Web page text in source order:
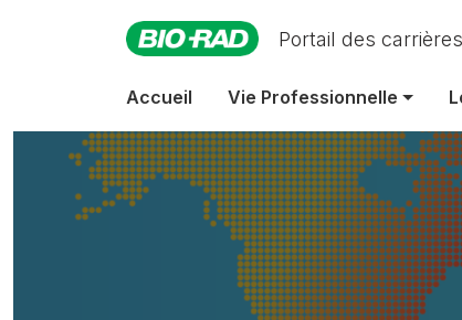
Portail des carrières
Accueil Vie Professionnelle
Une